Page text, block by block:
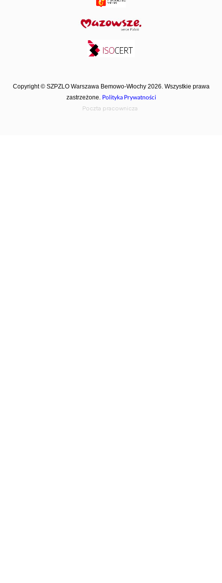
Copyright © SZPZLO Warszawa Bemowo-Włochy 2026. Wszystkie prawa
zastrzeżone. Polityka Prywatności
Poczta pracownicza